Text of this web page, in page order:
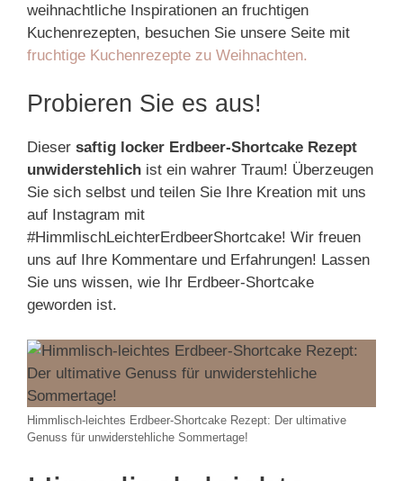
weihnachtliche Inspirationen an fruchtigen
Kuchenrezepten, besuchen Sie unsere Seite mit
fruchtige Kuchenrezepte zu Weihnachten.
Probieren Sie es aus!
Dieser saftig locker Erdbeer-Shortcake Rezept
unwiderstehlich ist ein wahrer Traum! Überzeugen
Sie sich selbst und teilen Sie Ihre Kreation mit uns
auf Instagram mit
#HimmlischLeichterErdbeerShortcake! Wir freuen
uns auf Ihre Kommentare und Erfahrungen! Lassen
Sie uns wissen, wie Ihr Erdbeer-Shortcake
geworden ist.
Himmlisch-leichtes Erdbeer-Shortcake Rezept: Der ultimative
Genuss für unwiderstehliche Sommertage!